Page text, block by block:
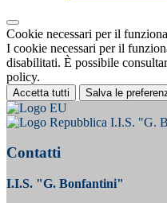
Cookie necessari per il
I cookie necessari per il
disabilitati. È possibile
policy.
Accetta tutti Salva le
I.I.S. "G.
Contatti
I.I.S. "G. Bonfantini"